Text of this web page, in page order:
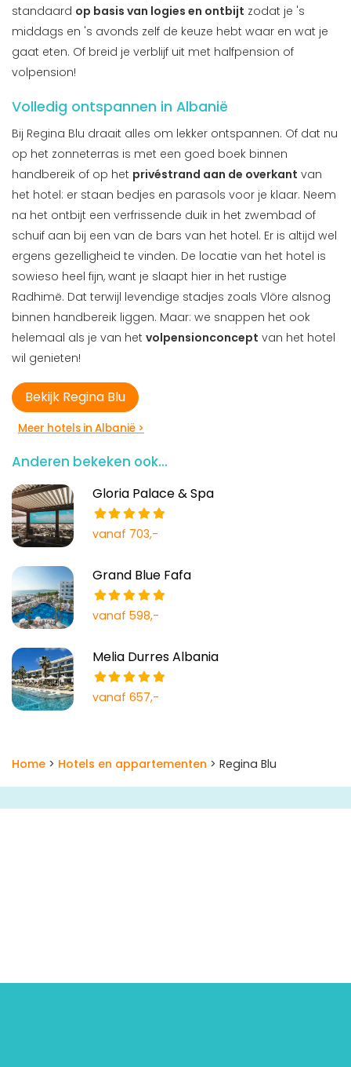
standaard op basis van logies en ontbijt zodat je 's
middags en 's avonds zelf de keuze hebt waar en wat je
gaat eten. Of breid je verblijf uit met halfpension of
volpension!
Volledig ontspannen in Albanië
Bij Regina Blu draait alles om lekker ontspannen. Of dat nu
op het zonneterras is met een goed boek binnen
handbereik of op het privéstrand aan de overkant van
het hotel: er staan bedjes en parasols voor je klaar. Neem
na het ontbijt een verfrissende duik in het zwembad of
schuif aan bij een van de bars van het hotel. Er is altijd wel
ergens gezelligheid te vinden. De locatie van het hotel is
sowieso heel fijn, want je slaapt hier in het rustige
Radhimë. Dat terwijl levendige stadjes zoals Vlöre alsnog
binnen handbereik liggen. Maar: we snappen het ook
helemaal als je van het volpensionconcept van het hotel
wil genieten!
Bekijk Regina Blu
Meer hotels in Albanië >
Anderen bekeken ook...
Gloria Palace & Spa
vanaf 703,-
Grand Blue Fafa
vanaf 598,-
Melia Durres Albania
vanaf 657,-
Home > Hotels en appartementen > Regina Blu